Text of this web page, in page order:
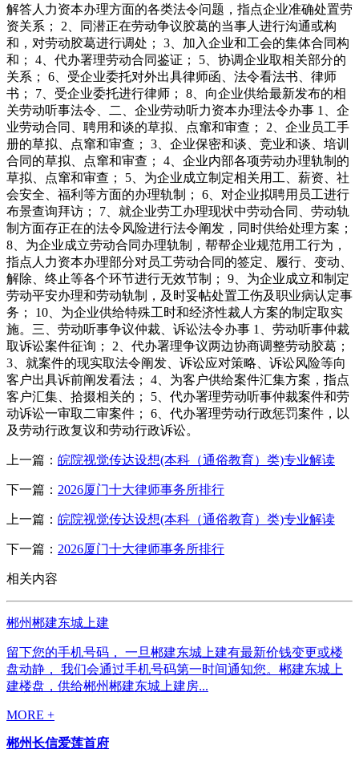
解答人力资本办理方面的各类法令问题，指点企业准确处置劳
资关系； 2、同潜正在劳动争议胶葛的当事人进行沟通或构
和，对劳动胶葛进行调处； 3、加入企业和工会的集体合同构
和； 4、代办署理劳动合同鉴证； 5、协调企业取相关部分的
关系； 6、受企业委托对外出具律师函、法令看法书、律师
书； 7、受企业委托进行律师； 8、向企业供给最新发布的相
关劳动听事法令、二、企业劳动听力资本办理法令办事 1、企
业劳动合同、聘用和谈的草拟、点窜和审查； 2、企业员工手
册的草拟、点窜和审查； 3、企业保密和谈、竞业和谈、培训
合同的草拟、点窜和审查； 4、企业内部各项劳动办理轨制的
草拟、点窜和审查； 5、为企业成立制定相关用工、薪资、社
会安全、福利等方面的办理轨制； 6、对企业拟聘用员工进行
布景查询拜访； 7、就企业劳工办理现状中劳动合同、劳动轨
制方面存正在的法令风险进行法令阐发，同时供给处理方案；
8、为企业成立劳动合同办理轨制，帮帮企业规范用工行为，
指点人力资本办理部分对员工劳动合同的签定、履行、变动、
解除、终止等各个环节进行无效节制； 9、为企业成立和制定
劳动平安办理和劳动轨制，及时妥帖处置工伤及职业病认定事
务； 10、为企业供给特殊工时和经济性裁人方案的制定取实
施。三、劳动听事争议仲裁、诉讼法令办事 1、劳动听事仲裁
取诉讼案件征询； 2、代办署理争议两边协商调整劳动胶葛；
3、就案件的现实取法令阐发、诉讼应对策略、诉讼风险等向
客户出具诉前阐发看法； 4、为客户供给案件汇集方案，指点
客户汇集、拾掇相关的； 5、代办署理劳动听事仲裁案件和劳
动诉讼一审取二审案件； 6、代办署理劳动行政惩罚案件，以
及劳动行政复议和劳动行政诉讼。
上一篇： 皖院视觉传达设想(本科（通俗教育）类)专业解读
下一篇： 2026厦门十大律师事务所排行
上一篇： 皖院视觉传达设想(本科（通俗教育）类)专业解读
下一篇： 2026厦门十大律师事务所排行
相关内容
郴州郴建东城上建
留下您的手机号码， 一旦郴建东城上建有最新价钱变更或楼
盘动静， 我们会通过手机号码第一时间通知您。郴建东城上
建楼盘，供给郴州郴建东城上建房...
MORE +
郴州长信爱莲首府